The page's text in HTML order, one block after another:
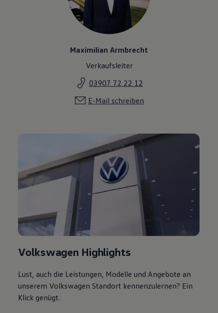
Maximilian Armbrecht
Verkaufsleiter
03907 72 22 12
E-Mail schreiben
Volkswagen Highlights
Lust, auch die Leistungen, Modelle und Angebote an
unserem Volkswagen Standort kennenzulernen? Ein
Klick genügt.